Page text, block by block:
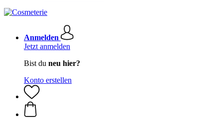
Anmelden
Jetzt anmelden
Bist du neu hier?
Konto erstellen